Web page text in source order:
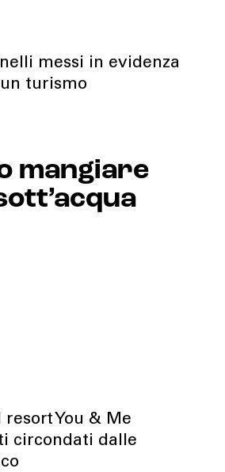
messi in evidenza
turismo
mangiare
You & Me
circondati dalle